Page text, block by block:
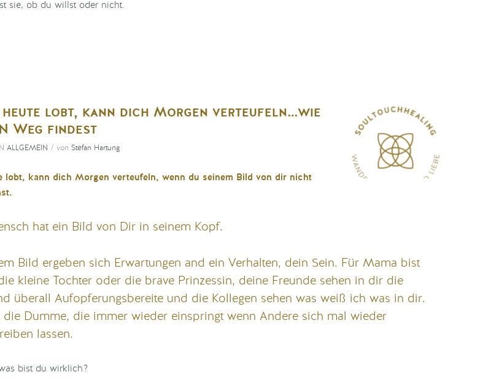
sie, ob du willst oder nicht.
lobt, kann dich Morgen verteufeln…wie
Weg findest
IN ALLGEMEIN / von Stefan Hartung
lobt, kann dich Morgen verteufeln, wenn du seinem Bild von dir nicht
hat ein Bild von Dir in seinem Kopf.
Bild ergeben sich Erwartungen and ein Verhalten, dein Sein. Für Mama bist
kleine Tochter oder die brave Prinzessin, deine Freunde sehen in dir die
überall Aufopferungsbereite und die Kollegen sehen was weiß ich was in dir.
die Dumme, die immer wieder einspringt wenn Andere sich mal wieder
lassen.
bist du wirklich?